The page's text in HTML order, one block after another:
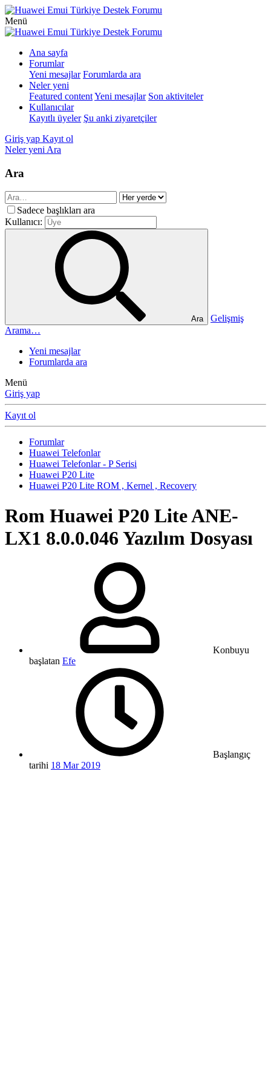
Menü
Ana sayfa
Forumlar
Yeni mesajlar Forumlarda ara
Neler yeni
Featured contentYeni mesajlar Son aktiviteler
Kullanıcılar
Kayıtlı üyeler Şu anki ziyaretçiler
Giriş yap Kayıt ol
Neler yeni Ara
Ara
Sadece başlıkları ara
Kullanıcı:
Ara
Gelişmiş
Arama…
Yeni mesajlar
Forumlarda ara
Menü
Giriş yap
Kayıt ol
Forumlar
Huawei Telefonlar
Huawei Telefonlar - P Serisi
Huawei P20 Lite
Huawei P20 Lite ROM , Kernel , Recovery
Rom Huawei P20 Lite ANE-
LX1 8.0.0.046 Yazılım Dosyası
Konbuyu
başlatan Efe
Başlangıç
tarihi 18 Mar 2019